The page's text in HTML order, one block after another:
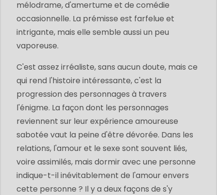
mélodrame, d'amertume et de comédie
occasionnelle. La prémisse est farfelue et
intrigante, mais elle semble aussi un peu
vaporeuse.
C'est assez irréaliste, sans aucun doute, mais ce
qui rend l'histoire intéressante, c'est la
progression des personnages à travers
l'énigme. La façon dont les personnages
reviennent sur leur expérience amoureuse
sabotée vaut la peine d'être dévorée. Dans les
relations, l'amour et le sexe sont souvent liés,
voire assimilés, mais dormir avec une personne
indique-t-il inévitablement de l'amour envers
cette personne ? Il y a deux façons de s'y